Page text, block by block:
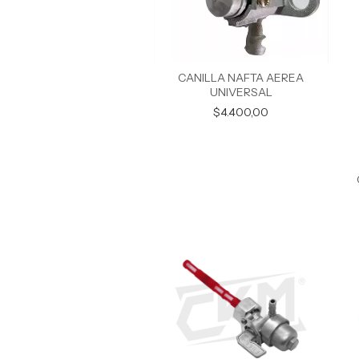
CANILLA NAFTA AEREA
UNIVERSAL
$4.400,00